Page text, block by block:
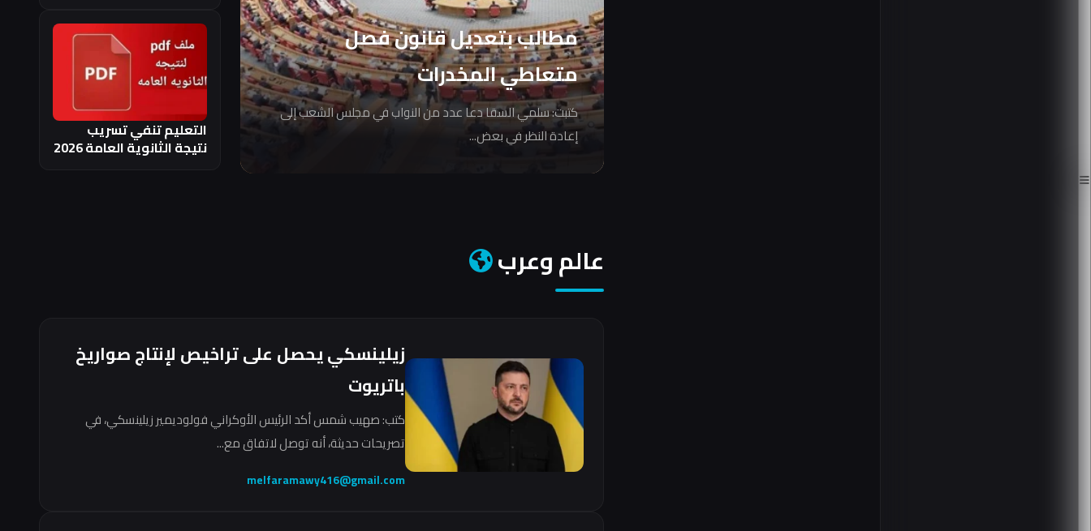
مطالب بتعديل قانون فصل
متعاطي المخدرات
كتبت: سلمي السقا دعا عدد من النواب في مجلس الشعب إلى
إعادة النظر في بعض...
التعليم تنفي تسريب
نتيجة الثانوية العامة 2026
عالم وعرب
زيلينسكي يحصل على تراخيص لإنتاج صواريخ
باتريوت
كتب: صهيب شمس أكد الرئيس الأوكراني فولوديمير زيلينسكي، في
تصريحات حديثة، أنه توصل لاتفاق مع...
melfaramawy416@gmail.com